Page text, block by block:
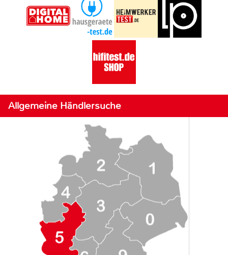
Allgemeine Händlersuche